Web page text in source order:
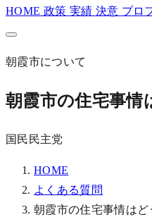
HOME 政策 実績 決意 プロ
朝霞市について
朝霞市の住宅事情
国民民主党
HOME
よくある質問
朝霞市の住宅事情はど